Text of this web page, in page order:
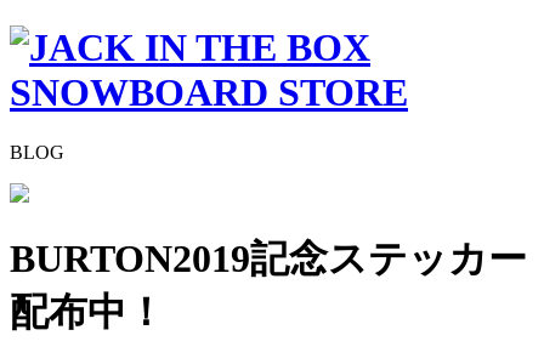
BLOG
BURTON2019記念ステッカー
配布中！